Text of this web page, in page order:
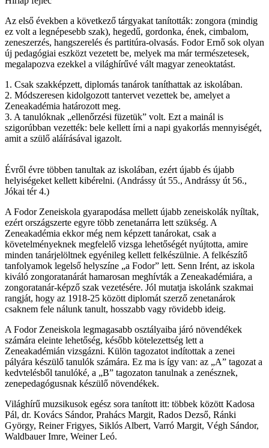
Az első években a következő tárgyakat tanították: zongora (mindig
ez volt a legnépesebb szak), hegedű, gordonka, ének, cimbalom,
zeneszerzés, hangszerelés és partitúra-olvasás. Fodor Ernő sok olyan
új pedagógiai eszközt vezetett be, melyek ma már természetesek,
megalapozva ezekkel a világhírűvé vált magyar zeneoktatást.
1. Csak szakképzett, diplomás tanárok taníthattak az iskolában.
2. Módszeresen kidolgozott tantervet vezettek be, amelyet a
Zeneakadémia határozott meg.
3. A tanulóknak „ellenőrzési füzetük” volt. Ezt a mainál is
szigorúbban vezették: bele kellett írni a napi gyakorlás mennyiségét,
amit a szülő aláírásával igazolt.
Évről évre többen tanultak az iskolában, ezért újabb és újabb
helyiségeket kellett kibérelni. (Andrássy út 55., Andrássy út 56.,
Jókai tér 4.)
A Fodor Zeneiskola gyarapodása mellett újabb zeneiskolák nyíltak,
ezért országszerte egyre több zenetanárra lett szükség. A
Zeneakadémia ekkor még nem képzett tanárokat, csak a
követelményeknek megfelelő vizsga lehetőségét nyújtotta, amire
minden tanárjelöltnek egyénileg kellett felkészülnie. A felkészítő
tanfolyamok legelső helyszíne „a Fodor” lett. Senn Irént, az iskola
kiváló zongoratanárát hamarosan meghívták a Zeneakadémiára, a
zongoratanár-képző szak vezetésére. Jól mutatja iskolánk szakmai
rangját, hogy az 1918-25 között diplomát szerző zenetanárok
csaknem fele nálunk tanult, hosszabb vagy rövidebb ideig.
A Fodor Zeneiskola legmagasabb osztályaiba járó növendékek
számára eleinte lehetőség, később kötelezettség lett a
Zeneakadémián vizsgázni. Külön tagozatot indítottak a zenei
pályára készülő tanulók számára. Ez ma is így van: az „A” tagozat a
kedvtelésből tanulóké, a „B” tagozaton tanulnak a zenésznek,
zenepedagógusnak készülő növendékek.
Világhírű muzsikusok egész sora tanított itt: többek között Kadosa
Pál, dr. Kovács Sándor, Prahács Margit, Rados Dezső, Ránki
György, Reiner Frigyes, Siklós Albert, Varró Margit, Végh Sándor,
Waldbauer Imre, Weiner Leó.